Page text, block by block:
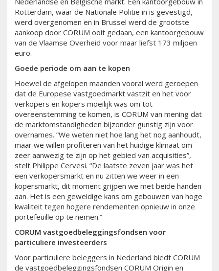
Rotterdam, waar de Nationale Politie in is gevestigd,
werd overgenomen en in Brussel werd de grootste
aankoop door CORUM ooit gedaan, een kantoorgebouw
van de Vlaamse Overheid voor maar liefst 173 miljoen
euro.
Goede periode om aan te kopen
Hoewel de afgelopen maanden vooral werd geroepen
dat de Europese vastgoedmarkt vastzit en het voor
verkopers en kopers moeilijk was om tot
overeenstemming te komen, is CORUM van mening dat
de marktomstandigheden bijzonder gunstig zijn voor
overnames. “We weten niet hoe lang het nog aanhoudt,
maar we willen profiteren van het huidige klimaat om
zeer aanwezig te zijn op het gebied van acquisities”,
stelt Philippe Cervesi. “De laatste zeven jaar was het
een verkopersmarkt en nu zitten we weer in een
kopersmarkt, dit moment grijpen we met beide handen
aan. Het is een geweldige kans om gebouwen van hoge
kwaliteit tegen hogere rendementen opnieuw in onze
portefeuille op te nemen.”
CORUM vastgoedbeleggingsfondsen voor
particuliere investeerders
Voor particuliere beleggers in Nederland biedt CORUM
de vastgoedbeleggingsfondsen CORUM Origin en